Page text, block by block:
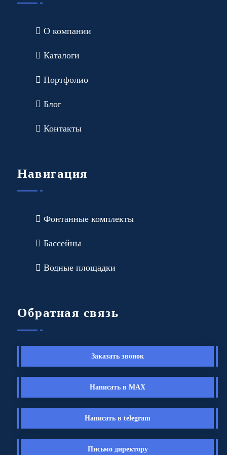
О компании
Каталоги
Портфолио
Блог
Контакты
Навигация
Фонтанные комплекты
Бассейны
Водные площадки
Обратная связь
Заказать звонок
Написать в MAX
Написать в telegram
Письмо директору